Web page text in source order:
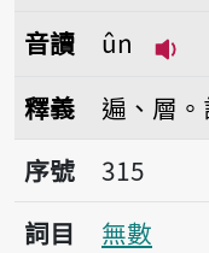
音讀
ûn
釋義 遍、層
序號315無數
序號
315
詞目
無數